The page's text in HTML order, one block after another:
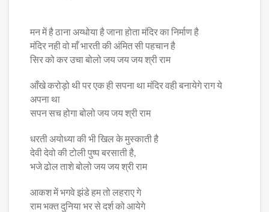
मन में है ठाना अय्धोया है जाना होता मंदिर का निर्माण है
मंदिर नही वो माँ भारती की अंमित सी पहचान है
सिर को कर उचा बोलो जय जय जय श्री राम
आँखे करोड़ो थी पर एक ही सपना था मंदिर वही बनायेगे राग ये
अपना था
सपन सच होगा बोलो जय जय श्री राम
धरती अयोध्या की भी खिल के मुस्काती है
देवी देवो की टोली पुष्प बरसाती है,
भजे ढोल ताशे बोलो जय जय श्री राम
आकश में भगवे झंडे हम तो लहराए गे
राम भक्त दुनिया भर से दर्श को आयेगे